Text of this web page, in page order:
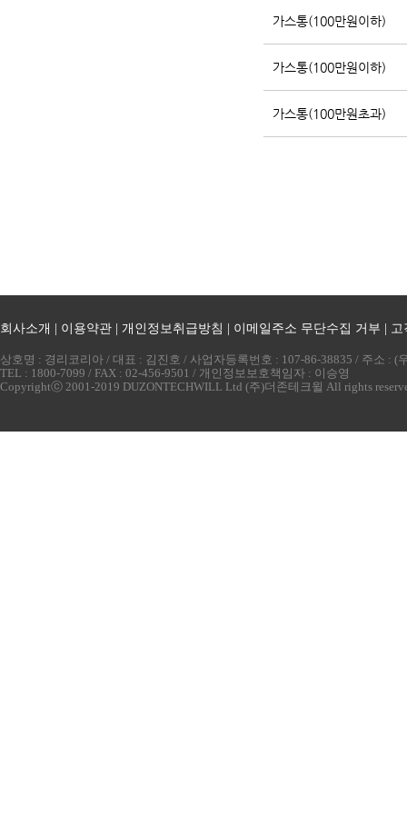
가스통(100만원이하)
가스통(100만원이하)
가스통(100만원초과)
회사소개 이용약관 개인정보취급방침 이메일주소 무단수집 거부 고
상호명 : 경리코리아 / 대표 : 김진호 / 사업자등록번호 : 107-86-38835 / 주소 :
TEL : 1800-7099 / FAX : 02-456-9501 / 개인정보보호책임자 : 이승영
Copyrightⓒ 2001-2019 DUZONTECHWILL Ltd (주)더존테크윌 All rights